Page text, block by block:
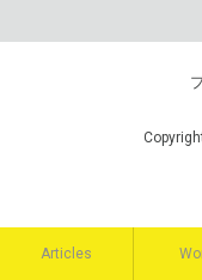
Articles